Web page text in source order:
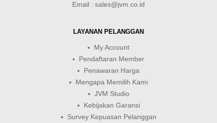
Email : sales@jvm.co.id
LAYANAN PELANGGAN
My Account
Pendaftaran Member
Penawaran Harga
Mengapa Memilih Kami
JVM Studio
Kebijakan Garansi
Survey Kepuasan Pelanggan